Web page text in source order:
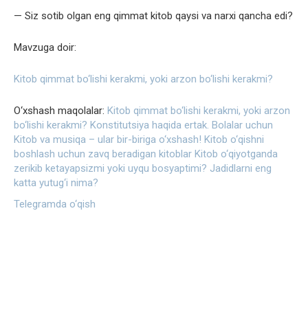
— Siz sotib olgan eng qimmat kitob qaysi va narxi qancha edi?
Mavzuga doir:
Kitob qimmat bo‘lishi kerakmi, yoki arzon bo‘lishi kerakmi?
O‘xshash maqolalar: Kitob qimmat bo‘lishi kerakmi, yoki arzon
bo‘lishi kerakmi? Konstitutsiya haqida ertak. Bolalar uchun
Kitob va musiqa – ular bir-biriga o‘xshash! Kitob o‘qishni
boshlash uchun zavq beradigan kitoblar Kitob o‘qiyotganda
zerikib ketayapsizmi yoki uyqu bosyaptimi? Jadidlarni eng
katta yutug‘i nima?
Telegramda o‘qish